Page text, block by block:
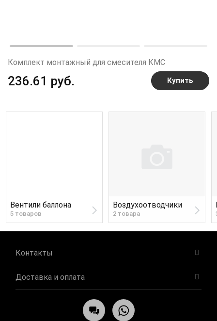
Комплект монтажный для смесителя КМС
236.61 руб. Купить
Вентили баллона
5 товаров
Воздухоотводчики
2 товара
Контакты
Доставка и оплата